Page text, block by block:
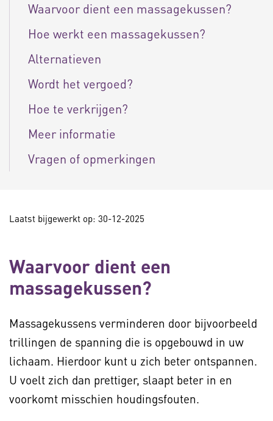
Waarvoor dient een massagekussen?
Hoe werkt een massagekussen?
Alternatieven
Wordt het vergoed?
Hoe te verkrijgen?
Meer informatie
Vragen of opmerkingen
Laatst bijgewerkt op: 30-12-2025
Waarvoor dient een
massagekussen?
Massagekussens verminderen door bijvoorbeeld
trillingen de spanning die is opgebouwd in uw
lichaam. Hierdoor kunt u zich beter ontspannen.
U voelt zich dan prettiger, slaapt beter in en
voorkomt misschien houdingsfouten.